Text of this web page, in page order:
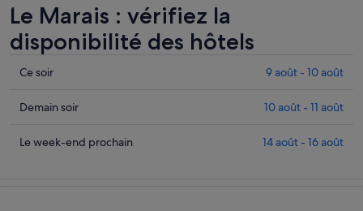
Le Marais : vérifiez la
disponibilité des hôtels
Consulter
prix
Le
Ce soir 9 août - 10 août
Consulter
prix
Demain soir 10 août - 11 août
Consulter
Le week-end prochain 14 août - 16 août